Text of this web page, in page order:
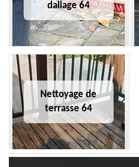
dallage 64
Nettoyage de
terrasse 64